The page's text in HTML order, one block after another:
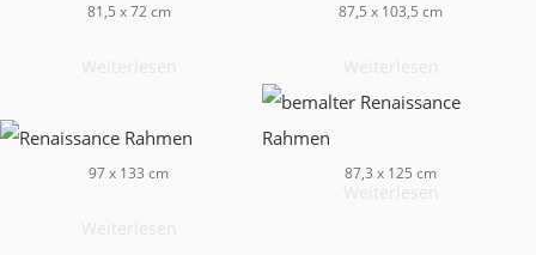
81,5 x 72 cm 87,5 x 103,5 cm
97 x 133 cm 87,3 x 125 cm